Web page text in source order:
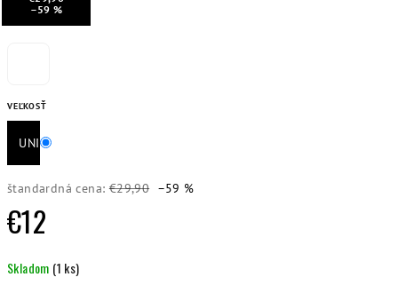
VEĽKOSŤ
UNI
štandardná cena: €29,90 –59 %
€12
cena:
Skladom (1 ks)
–59 %